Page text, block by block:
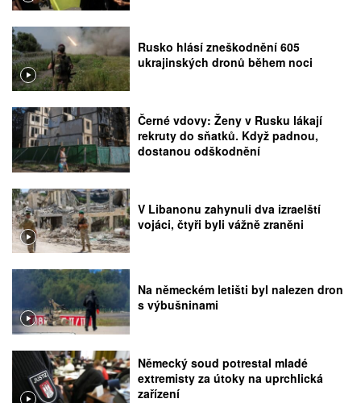
Rusko hlásí zneškodnění 605
ukrajinských dronů během noci
Černé vdovy: Ženy v Rusku lákají
rekruty do sňatků. Když padnou,
dostanou odškodnění
V Libanonu zahynuli dva izraelští
vojáci, čtyři byli vážně zraněni
Na německém letišti byl nalezen dron
s výbušninami
Německý soud potrestal mladé
extremisty za útoky na uprchlická
zařízení